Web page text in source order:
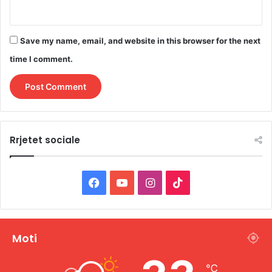
Save my name, email, and website in this browser for the next
time I comment.
Rrjetet sociale
a
e
o
I
n
i
Moti
℃